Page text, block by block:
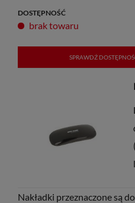
DOSTĘPNOŚĆ
brak towaru
SPRAWDŹ
Nakładki przeznaczone są